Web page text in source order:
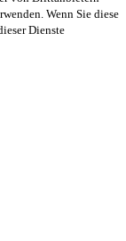
Wenn Sie diese
Dienste